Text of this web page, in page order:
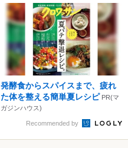
発酵食からスパイスまで、疲れ
た体を整える簡単夏レシピ PR(マ
ガジンハウス)
Recommended by